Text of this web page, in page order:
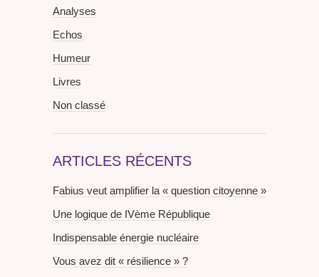
Analyses
Echos
Humeur
Livres
Non classé
ARTICLES RÉCENTS
Fabius veut amplifier la « question citoyenne »
Une logique de IVème République
Indispensable énergie nucléaire
Vous avez dit « résilience » ?